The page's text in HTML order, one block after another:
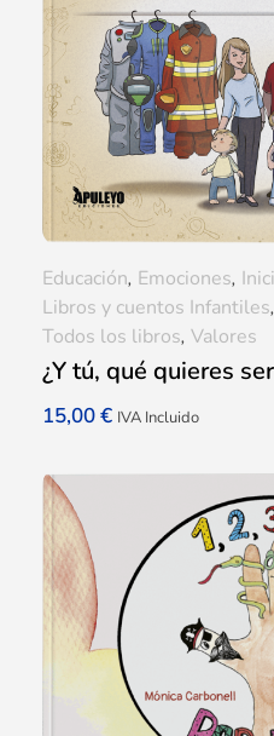
¿Y tú, qué quieres
15,00€ IVA Incluido
Educación, Emociones,
Libros y cuentos Infantiles,
Todos los libros, Valores